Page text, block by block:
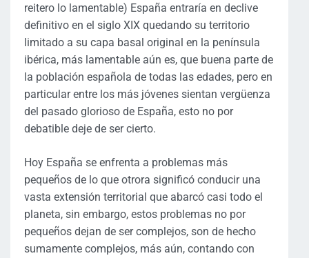
reitero lo lamentable) España entraría en declive
definitivo en el siglo XIX quedando su territorio
limitado a su capa basal original en la península
ibérica, más lamentable aún es, que buena parte de
la población española de todas las edades, pero en
particular entre los más jóvenes sientan vergüenza
del pasado glorioso de España, esto no por
debatible deje de ser cierto.
Hoy España se enfrenta a problemas más
pequeños de lo que otrora significó conducir una
vasta extensión territorial que abarcó casi todo el
planeta, sin embargo, estos problemas no por
pequeños dejan de ser complejos, son de hecho
sumamente complejos, más aún, contando con